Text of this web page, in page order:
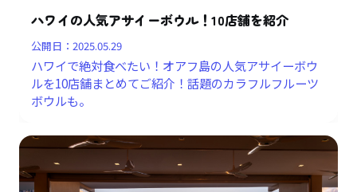
ハワイの人気アサイーボウル！10店舗を紹介
公開日：2025.05.29
ハワイで絶対食べたい！オアフ島の人気アサイーボウ
ルを10店舗まとめてご紹介！話題のカラフルフルーツ
ボウルも。